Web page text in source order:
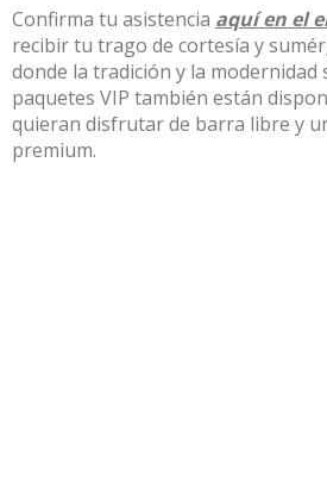
Confirma tu asistencia aquí en el
recibir tu trago de cortesía y
donde la tradición y la modernidad
paquetes VIP también están
quieran disfrutar de barra libre y
premium.